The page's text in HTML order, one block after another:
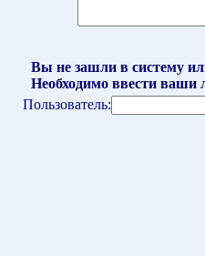
Вы не зашли в систему
Необходимо ввести ваши
Пользователь: